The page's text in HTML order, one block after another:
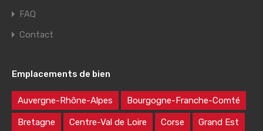
FAQ
Contact
Emplacements de bien
Auvergne-Rhône-Alpes Bourgogne-Franche-Comté
Bretagne Centre-Val de Loire Corse Grand Est